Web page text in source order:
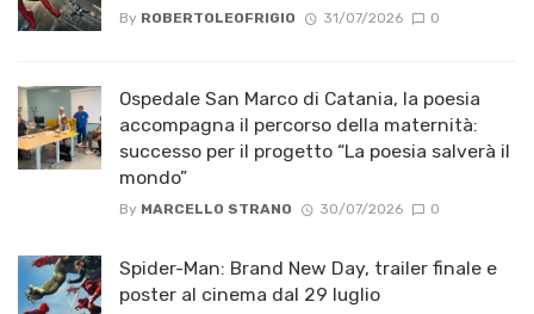
By ROBERTOLEOFRIGIO 31/07/2026 0
Ospedale San Marco di Catania, la poesia
accompagna il percorso della maternità:
successo per il progetto “La poesia salverà il
mondo”
By MARCELLO STRANO 30/07/2026 0
Spider-Man: Brand New Day, trailer finale e
poster al cinema dal 29 luglio